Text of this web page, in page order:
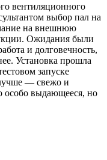
вентиляционного
выбор пал на
на внешнюю
Ожидания были
и долговечность,
Установка прошла
запуске
— свежо и
особо выдающееся, но